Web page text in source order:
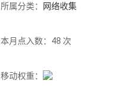
所属分类： 网络收集
本月点入数：48 次
移动权重：